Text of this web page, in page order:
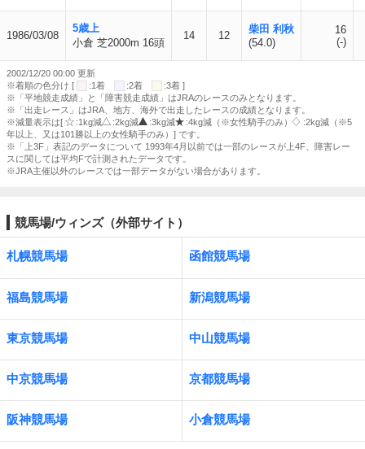
1986/03/08
5歳上
小倉 芝2000m 16頭
14 12
柴田 利秋
(54.0)
16
(-)
2002/12/20 00:00 更新
※着順の色分け [
:1着 :2着
:3着 ]
※「平地競走成績」と「障害競走成績」はJRAのレースのみとなります。
※「出走レース」はJRA、地方、海外で出走したレースの成績となります。
※減量表示は[
:1kg減 :2kg減 :3kg減 :4kg減（※女性騎手のみ）
:2kg減（※5
年以上、又は101勝以上の女性騎手のみ）] です。
※「上3F」表記のデータについて 1993年4月以前では一部のレースが上4F、障害レー
スに関しては平均Fで計測されたデータです。
※JRA主催以外のレースでは一部データがない場合があります。
競馬場/ウィンズ（外部サイト）
札幌競馬場 函館競馬場
福島競馬場 新潟競馬場
東京競馬場 中山競馬場
中京競馬場 京都競馬場
阪神競馬場 小倉競馬場